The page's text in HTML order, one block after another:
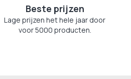
Beste prijzen
Lage prijzen het hele jaar door
voor 5000 producten.